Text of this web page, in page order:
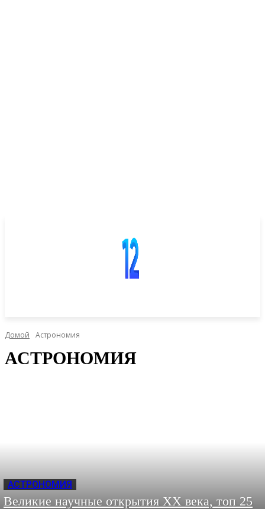
Домой Астрономия
АСТРОНОМИЯ
АСТРОНОМИЯ
Великие научные открытия XX века, топ 25